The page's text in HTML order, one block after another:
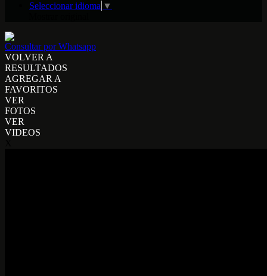
Seleccionar idioma ▼
Consultar por Whatsapp
VOLVER A
RESULTADOS
AGREGAR A
FAVORITOS
VER
FOTOS
VER
VIDEOS